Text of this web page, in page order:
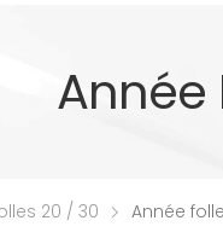
Année
20 / 30 Année